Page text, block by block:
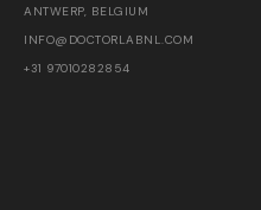
ANTWERP, BELGIUM
INFO@DOCTORLABNL.COM
+31 97010282854